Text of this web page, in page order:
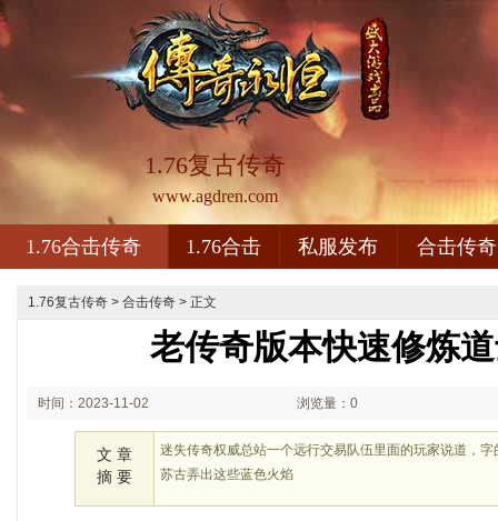
1.76复古传奇
www.agdren.com
1.76合击传奇 1.76合击 私服发布 合击传奇
1.76复古传奇 > 合击传奇 > 正文
老传奇版本快速修炼
时间：2023-11-02 浏览量：0
文 章
摘 要
迷失传奇权威总站一个远行交易队伍里面的玩家说道，
苏古弄出这些蓝色火焰